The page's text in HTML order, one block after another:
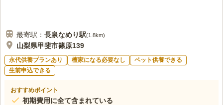
最寄駅： 長泉なめり駅(1.8km)
山梨県甲斐市篠原139
永代供養プランあり 檀家になる必要なし
ペット供養できる
生前申込できる
おすすめポイント
初期費用に全て含まれている